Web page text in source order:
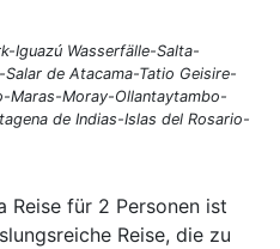
Iguazú Wasserfälle-Salta-
de Atacama-Tatio Geisire-
Maras-Moray-Ollantaytambo-
de Indias-Islas del Rosario-
Reise für 2 Personen ist
Reise, die zu